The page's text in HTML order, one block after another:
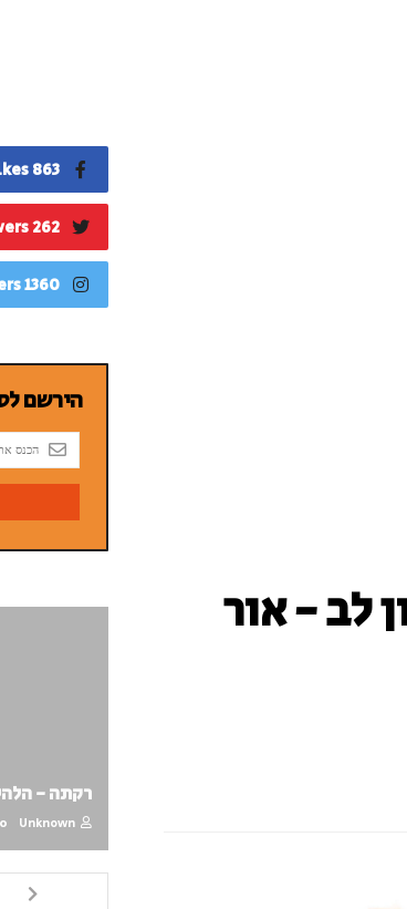
לב - אור
863 Likes
262 Followers
1360 Followers
רקתה -
Unknown